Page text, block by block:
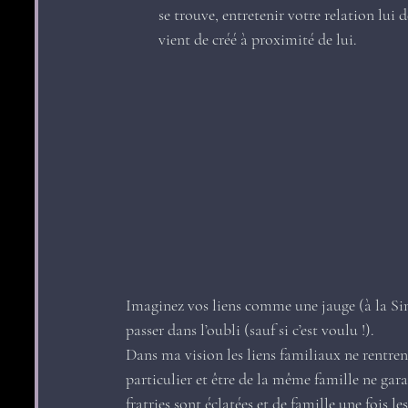
se trouve, entretenir votre relation lui
vient de créé à proximité de lui.
Imaginez vos liens comme une jauge (à la
passer dans l’oubli (sauf si c’est voulu !).
Dans ma vision les liens familiaux ne
particulier et être de la même famille ne
fratries sont éclatées et de famille une fois